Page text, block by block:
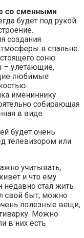
со сменными
будет под рукой
создания
в спальне.
соню
– улетающие,
любимые
имениннику
собирающая
в виде
будет очень
телевизором или
учитывать,
и что ему
недавно стал жить
свой быт, можно
полезные вещи,
Можно
в них есть